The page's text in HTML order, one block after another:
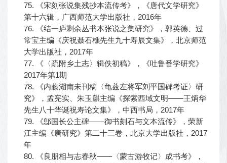
75. 《宋刻张说集残抄本流传考》，《唐代文学研究》
第十六辑，广西师范大学出版社，2016年
76. 《结一庐剩余丛书本张说之集研究》，郭英德、过
常宝主编《庆祝聂石樵先生九十寿辰文集》，北京师范
大学出版社，2017年
77. 《〈疏附乡土志〉辑佚初稿》，《吐鲁番学研究》
2017年第1期
78. 《内藤湖南未刊稿〈龟兹左将军刘平国碑考证〉研
究》，孟宪实、朱玉麒主编《探索西域文明——王炳华
先生八十华诞祝寿论文集》，中西书局，2017年
79. 《鄎国长公主碑——御书刻石与文本流传》，荣新
江主编《唐研究》第二十三卷，北京大学出版社，2017
年
80. 《良朋相与志春秋——〈蒙古游牧记〉成书考》，